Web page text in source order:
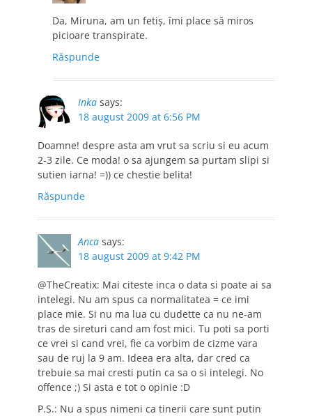
Da, Miruna, am un fetiş, îmi place să miros
picioare transpirate.
Răspunde
Inka says:
18 august 2009 at 6:56 PM
Doamne! despre asta am vrut sa scriu si eu acum
2-3 zile. Ce moda! o sa ajungem sa purtam slipi si
sutien iarna! =)) ce chestie belita!
Răspunde
Anca says:
18 august 2009 at 9:42 PM
@TheCreatix: Mai citeste inca o data si poate ai sa
intelegi. Nu am spus ca normalitatea = ce imi
place mie. Si nu ma lua cu dudette ca nu ne-am
tras de sireturi cand am fost mici. Tu poti sa porti
ce vrei si cand vrei, fie ca vorbim de cizme vara
sau de ruj la 9 am. Ideea era alta, dar cred ca
trebuie sa mai cresti putin ca sa o si intelegi. No
offence ;) Si asta e tot o opinie :D
P.S.: Nu a spus nimeni ca tinerii care sunt putin